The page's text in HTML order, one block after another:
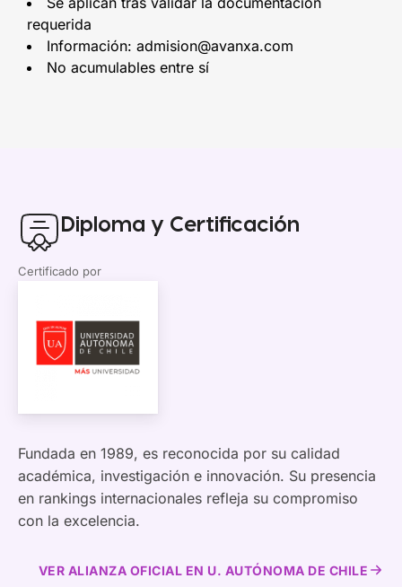
requerida
Información: admision@avanxa.com
No acumulables entre sí
Diploma y Certificación
Certificado por
Fundada en 1989, es reconocida por su calidad
académica, investigación e innovación. Su presencia
en rankings internacionales refleja su compromiso
con la excelencia.
VER ALIANZA OFICIAL EN U. AUTÓNOMA DE CHILE